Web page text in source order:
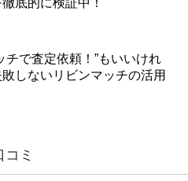
底的に検証中！
チで査定依頼！”もいいけれ
しないリビンマッチの活用
ミ